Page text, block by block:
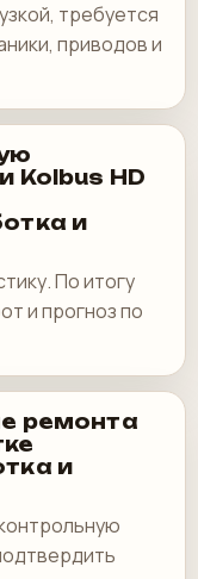
требуется
приводов и
Kolbus HD
и
По итогу
и прогноз по
ремонта
и